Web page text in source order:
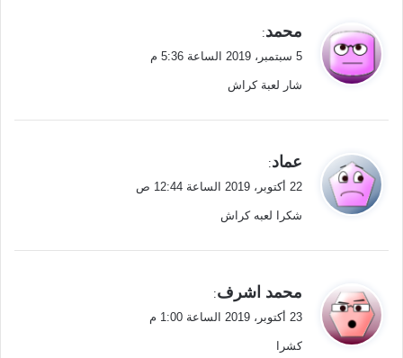
ل
محمد:
5 سبتمبر، 2019 الساعة 5:36 م
شار لعبة كراش
ي
ل
عماد:
22 أكتوبر، 2019 الساعة 12:44 ص
شكرا لعبه كراش
ل
محمد اشرف:
23 أكتوبر، 2019 الساعة 1:00 م
كشرا